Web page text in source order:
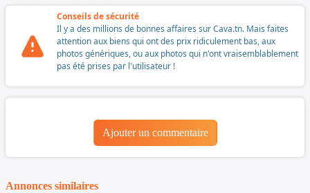
Conseils de sécurité
Il y a des millions de bonnes affaires sur Cava.tn. Mais faites
attention aux biens qui ont des prix ridiculement bas, aux
photos génériques, ou aux photos qui n'ont vraisemblablement
pas été prises par l'utilisateur !
Ajouter un commentaire
Annonces similaires